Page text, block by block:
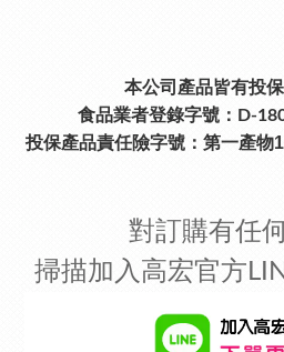
本公司產品皆有投
食品業者登錄字號：D-
投保產品責任險字號： 第一產物
對訂購有任
掃描加入高宏官方